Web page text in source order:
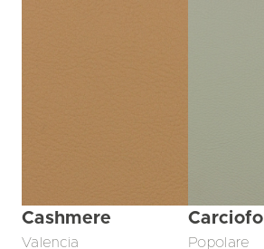
Cashmere
Valencia
Carciofo
Popolare